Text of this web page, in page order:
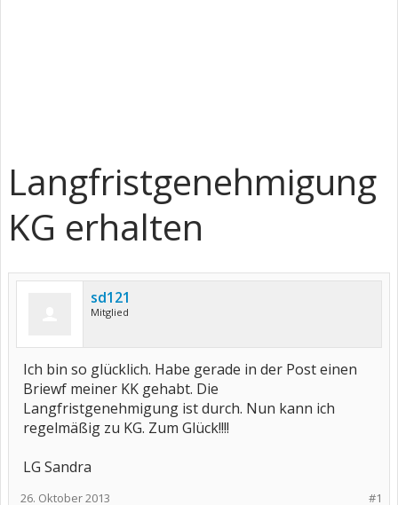
Langfristgenehmigung
KG erhalten
sd121
Mitglied
Ich bin so glücklich. Habe gerade in der Post einen
Briewf meiner KK gehabt. Die
Langfristgenehmigung ist durch. Nun kann ich
regelmäßig zu KG. Zum Glück!!!!
LG Sandra
#1
26. Oktober 2013